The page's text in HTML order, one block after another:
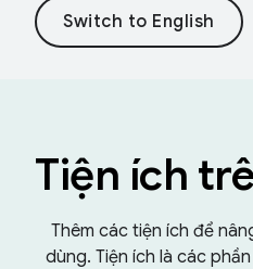
Tiện ích
Thêm các tiện ích để
dùng. Tiện ích là các